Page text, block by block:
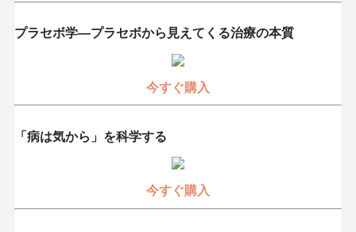
プラセボ学―プラセボから見えてくる治療の本質
今すぐ購入
「病は気から」を科学する
今すぐ購入